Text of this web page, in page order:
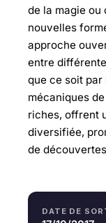
de la magie ou
nouvelles
approche
entre
que ce soit par
mécaniques
riches, offrent
diversifiée,
de
DATE DE